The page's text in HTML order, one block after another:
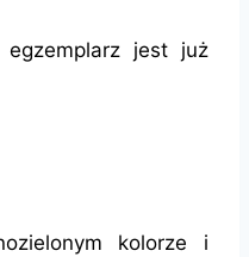
jest już
kolorze i